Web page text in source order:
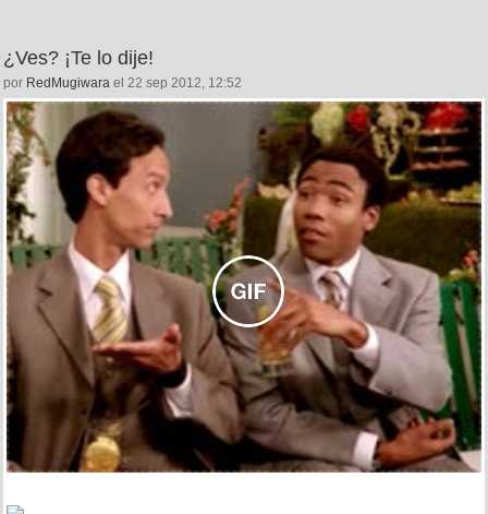
¿Ves? ¡Te lo dije!
por RedMugiwara el 22 sep 2012, 12:52